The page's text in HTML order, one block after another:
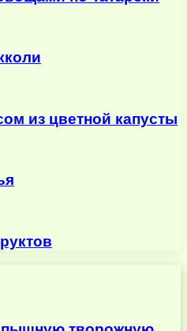
из цветной капусты